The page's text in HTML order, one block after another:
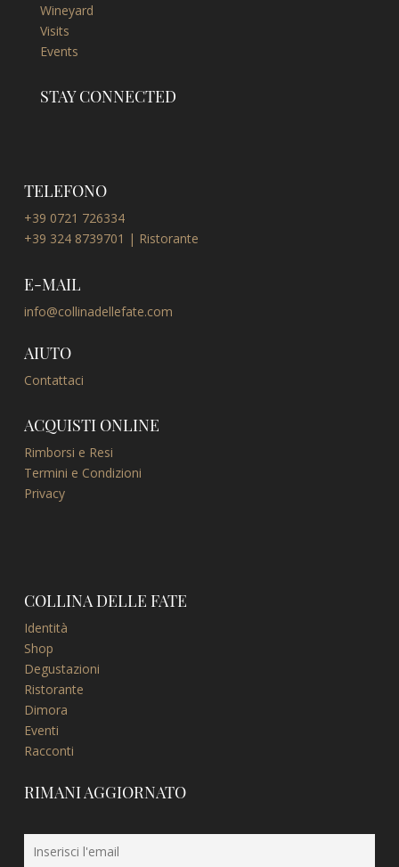
Wineyard
Visits
Events
STAY CONNECTED
TELEFONO
+39 0721 726334
+39 324 8739701 | Ristorante
E-MAIL
info@collinadellefate.com
AIUTO
Contattaci
ACQUISTI ONLINE
Rimborsi e Resi
Termini e Condizioni
Privacy
COLLINA DELLE FATE
Identità
Shop
Degustazioni
Ristorante
Dimora
Eventi
Racconti
RIMANI AGGIORNATO